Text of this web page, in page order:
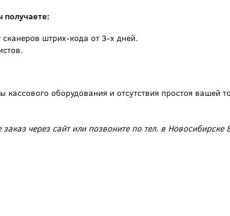
получаете:
штрих-кода от 3-х дней.
оборудования и отсутствия простоя вашей
через сайт или позвоните по тел. в